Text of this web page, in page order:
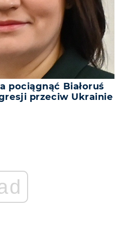
pociągnąć Białoruś
przeciw Ukrainie